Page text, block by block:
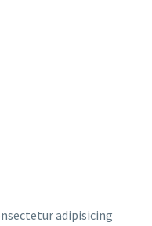
adipisicing